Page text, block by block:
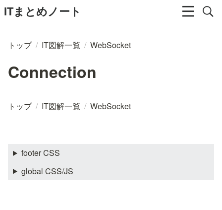
ITまとめノート
トップ / IT図解一覧 / WebSocket
Connection
トップ / IT図解一覧 / WebSocket
footer CSS
global CSS/JS